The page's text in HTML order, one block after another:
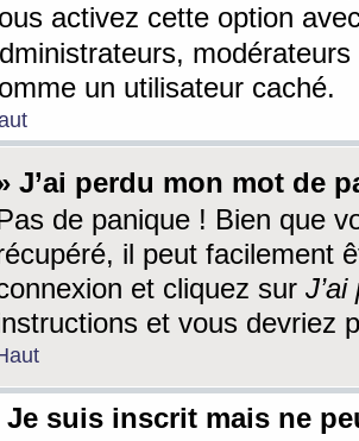
activez cette option
un utilisateur caché.
J’ai perdu mon mot de
de panique ! Bien que
il peut facilement
et cliquez sur
et vous devriez
Je suis inscrit mais ne